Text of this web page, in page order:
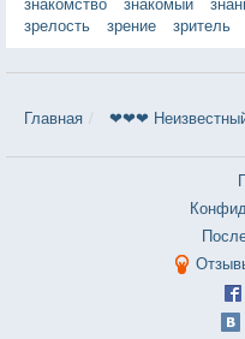
зрелость
зрение зритель
Главная ❤❤❤